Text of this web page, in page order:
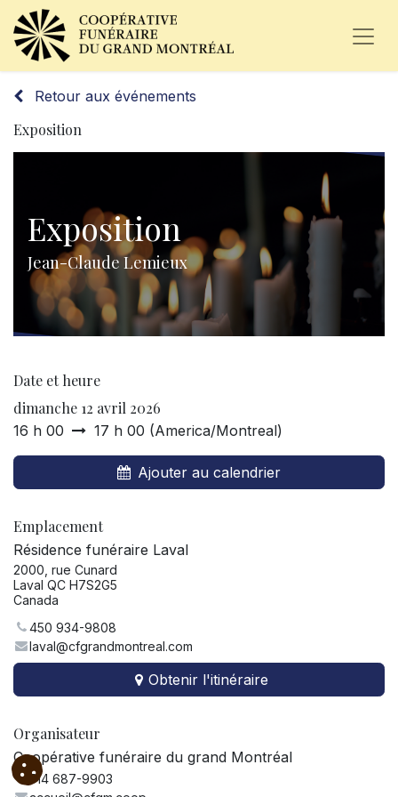
Retour aux événements
Exposition
Exposition
Jean-Claude Lemieux
Date et heure
dimanche 12 avril 2026
16 h 00 17 h 00 (America/Montreal)
Ajouter au calendrier
Emplacement
Résidence funéraire Laval
2000, rue Cunard
Laval QC H7S2G5
Canada
450 934-9808
laval@cfgrandmontreal.com
Obtenir l'itinéraire
Organisateur
Coopérative funéraire du grand Montréal
514 687-9903